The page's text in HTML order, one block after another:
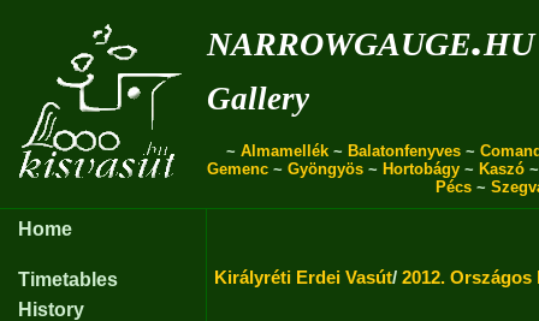
narrowgauge.hu
Gallery
~ Almamellék ~ Balatonfenyves ~
Gemenc ~ Gyöngyös ~ Hortobágy ~ Kaszó
Pécs ~
Home
Timetables
History
Királyréti Erdei Vasút/ 2012.